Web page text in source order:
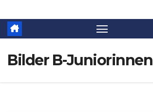
Bilder B-Juniorinnen